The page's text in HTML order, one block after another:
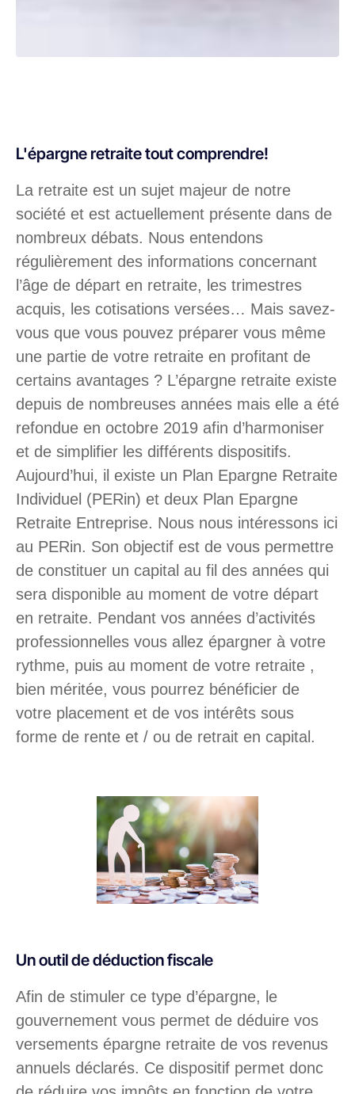
L'épargne retraite tout comprendre!
La retraite est un sujet majeur de notre
société et est actuellement présente dans de
nombreux débats. Nous entendons
régulièrement des informations concernant
l’âge de départ en retraite, les trimestres
acquis, les cotisations versées… Mais savez-
vous que vous pouvez préparer vous même
une partie de votre retraite en profitant de
certains avantages ? L’épargne retraite existe
depuis de nombreuses années mais elle a été
refondue en octobre 2019 afin d’harmoniser
et de simplifier les différents dispositifs.
Aujourd’hui, il existe un Plan Epargne Retraite
Individuel (PERin) et deux Plan Epargne
Retraite Entreprise. Nous nous intéressons ici
au PERin. Son objectif est de vous permettre
de constituer un capital au fil des années qui
sera disponible au moment de votre départ
en retraite. Pendant vos années d’activités
professionnelles vous allez épargner à votre
rythme, puis au moment de votre retraite ,
bien méritée, vous pourrez bénéficier de
votre placement et de vos intérêts sous
forme de rente et / ou de retrait en capital.
Un outil de déduction fiscale
Afin de stimuler ce type d’épargne, le
gouvernement vous permet de déduire vos
versements épargne retraite de vos revenus
annuels déclarés. Ce dispositif permet donc